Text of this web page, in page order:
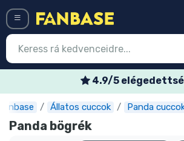
4.9/5
Állatos cuccok Panda
Panda bögrék
Belépés